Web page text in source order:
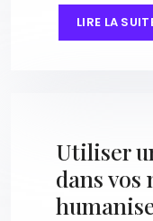
LIRE LA
Utiliser
dans vos